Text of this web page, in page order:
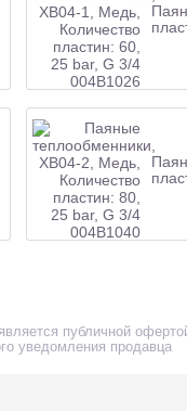
публичной
уведомления продавца